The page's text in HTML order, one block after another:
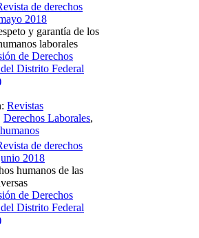
de derechos
2018
y garantía de los
laborales
de Derechos
Distrito Federal
Revistas
Derechos Laborales,
de derechos
2018
humanos de las
de Derechos
Distrito Federal